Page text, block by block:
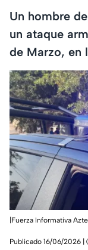
Un hombre
un ataque
de Marzo, en
|Fuerza Informativa
Publicado 16/06/2026 |